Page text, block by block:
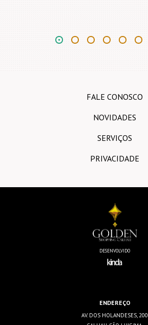
FALE CONOSCO
NOVIDADES
SERVIÇOS
PRIVACIDADE
DESENVOLVIDO
ENDEREÇO
AV. DOS HOLANDESES, 200